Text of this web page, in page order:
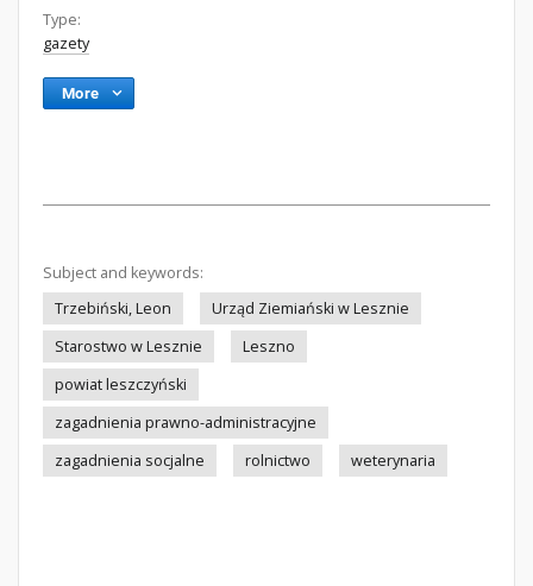
Type:
gazety
More
Subject and keywords:
Trzebiński, Leon
Urząd Ziemiański w Lesznie
Starostwo w Lesznie
Leszno
powiat leszczyński
zagadnienia prawno-administracyjne
zagadnienia socjalne
rolnictwo weterynaria